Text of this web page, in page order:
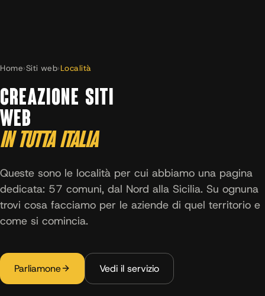
Home›Siti web›Località
CREAZIONE SITI
WEB
IN TUTTA ITALIA
Queste sono le località per cui abbiamo una pagina
dedicata: 57 comuni, dal Nord alla Sicilia. Su ognuna
trovi cosa facciamo per le aziende di quel territorio e
come si comincia.
Parliamone Vedi il servizio